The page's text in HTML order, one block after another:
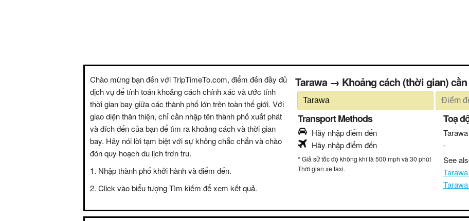
Chào mừng bạn đến với TripTimeTo.com, điểm đến đầy đủ
dịch vụ để tính toán khoảng cách chính xác và ước tính
thời gian bay giữa các thành phố lớn trên toàn thế giới. Với
giao diện thân thiện, chỉ cần nhập tên thành phố xuất phát
và đích đến của bạn để tìm ra khoảng cách và thời gian
bay. Hãy nói lời tạm biệt với sự không chắc chắn và chào
đón quy hoạch du lịch trơn tru.
Nhập thành phố khởi hành và điểm đến.
Click vào biểu tượng Tìm kiếm để xem kết quả.
Tarawa → Khoảng cách (thời
Transport Methods
Hãy nhập điểm đến
Hãy nhập điểm đến
* Giả sử tốc độ không khí là 500 mph và 30 phút
Thời gian xe taxi.
Toạ
Tarawa
-
See